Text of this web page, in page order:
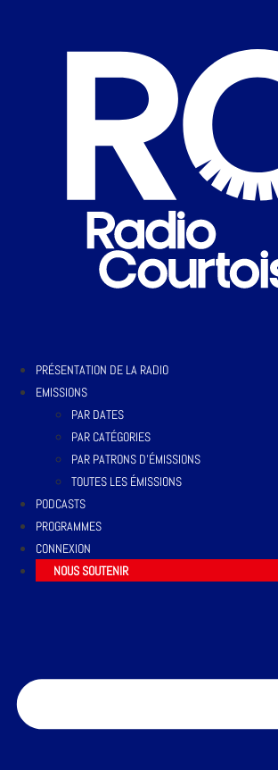
PRÉSENTATION DE LA RADIO
EMISSIONS
PAR DATES
PAR CATÉGORIES
PAR PATRONS D’ÉMISSIONS
TOUTES LES ÉMISSIONS
PODCASTS
PROGRAMMES
CONNEXION
NOUS SOUTENIR